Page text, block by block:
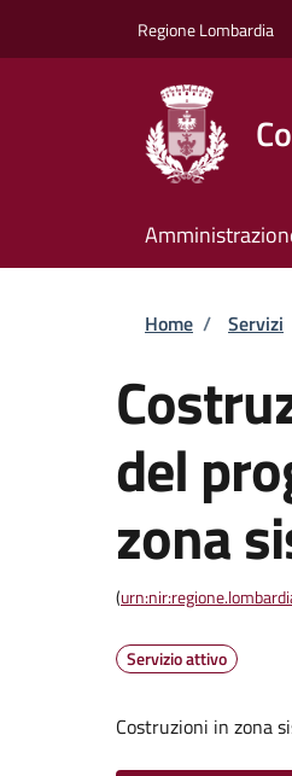
Regione Lombardia
Home / Servizi
del
zona
(
Servizio attivo
Costruzioni in zona